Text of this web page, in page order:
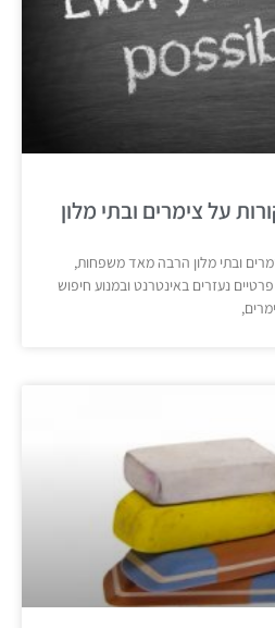
על צימרים ובתי מלון
ובתי מלון הרבה מאד משפחות,
נעזרים באינטרנט ובמנוע חיפוש